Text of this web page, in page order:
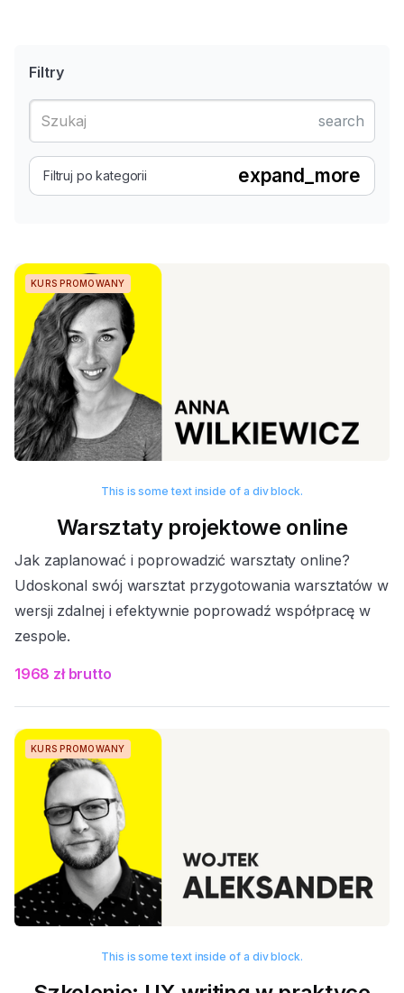
Filtry
search
Filtruj po kategorii expand_more
Warsztaty projektowe online
Jak zaplanować i poprowadzić warsztaty online?
Udoskonal swój warsztat przygotowania warsztatów w
wersji zdalnej i efektywnie poprowadź współpracę w
zespole.
This is some text inside of a div block.
1968 zł brutto
KURS PROMOWANY
This is some text inside of a div block.
KURS PROMOWANY